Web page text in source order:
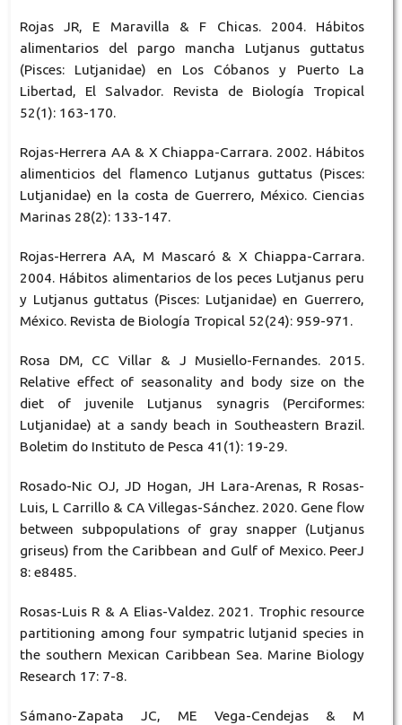
Rojas JR, E Maravilla & F Chicas. 2004. Hábitos
alimentarios del pargo mancha Lutjanus guttatus
(Pisces: Lutjanidae) en Los Cóbanos y Puerto La
Libertad, El Salvador. Revista de Biología Tropical
52(1): 163-170.
Rojas-Herrera AA & X Chiappa-Carrara. 2002. Hábitos
alimenticios del flamenco Lutjanus guttatus (Pisces:
Lutjanidae) en la costa de Guerrero, México. Ciencias
Marinas 28(2): 133-147.
Rojas-Herrera AA, M Mascaró & X Chiappa-Carrara.
2004. Hábitos alimentarios de los peces Lutjanus peru
y Lutjanus guttatus (Pisces: Lutjanidae) en Guerrero,
México. Revista de Biología Tropical 52(24): 959-971.
Rosa DM, CC Villar & J Musiello-Fernandes. 2015.
Relative effect of seasonality and body size on the
diet of juvenile Lutjanus synagris (Perciformes:
Lutjanidae) at a sandy beach in Southeastern Brazil.
Boletim do Instituto de Pesca 41(1): 19-29.
Rosado-Nic OJ, JD Hogan, JH Lara-Arenas, R Rosas-
Luis, L Carrillo & CA Villegas-Sánchez. 2020. Gene flow
between subpopulations of gray snapper (Lutjanus
griseus) from the Caribbean and Gulf of Mexico. PeerJ
8: e8485.
Rosas-Luis R & A Elias-Valdez. 2021. Trophic resource
partitioning among four sympatric lutjanid species in
the southern Mexican Caribbean Sea. Marine Biology
Research 17: 7-8.
Sámano-Zapata JC, ME Vega-Cendejas & M